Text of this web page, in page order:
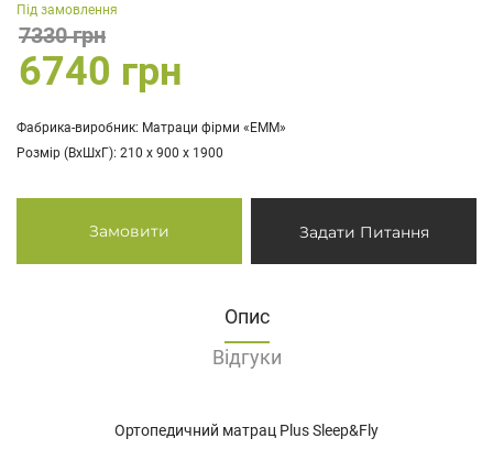
Під замовлення
6740 грн
7330 грн
Фабрика-виробник: Матраци фірми «ЕММ»
Розмір (ВхШхГ): 210 х 900 х 1900
Замовити Задати Питання
Опис
Відгуки
Ортопедичний матрац Plus Sleep&Fly